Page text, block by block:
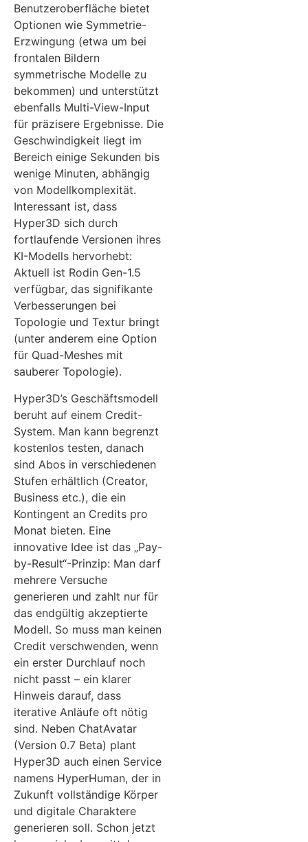
Benutzeroberfläche bietet
Optionen wie Symmetrie-
Erzwingung (etwa um bei
frontalen Bildern
symmetrische Modelle zu
bekommen) und unterstützt
ebenfalls Multi-View-Input
für präzisere Ergebnisse. Die
Geschwindigkeit liegt im
Bereich einige Sekunden bis
wenige Minuten, abhängig
von Modellkomplexität.
Interessant ist, dass
Hyper3D sich durch
fortlaufende Versionen ihres
KI-Modells hervorhebt:
Aktuell ist Rodin Gen-1.5
verfügbar, das signifikante
Verbesserungen bei
Topologie und Textur bringt
(unter anderem eine Option
für Quad-Meshes mit
sauberer Topologie).
Hyper3D’s Geschäftsmodell
beruht auf einem Credit-
System. Man kann begrenzt
kostenlos testen, danach
sind Abos in verschiedenen
Stufen erhältlich (Creator,
Business etc.), die ein
Kontingent an Credits pro
Monat bieten. Eine
innovative Idee ist das „Pay-
by-Result“-Prinzip: Man darf
mehrere Versuche
generieren und zahlt nur für
das endgültig akzeptierte
Modell. So muss man keinen
Credit verschwenden, wenn
ein erster Durchlauf noch
nicht passt – ein klarer
Hinweis darauf, dass
iterative Anläufe oft nötig
sind. Neben ChatAvatar
(Version 0.7 Beta) plant
Hyper3D auch einen Service
namens HyperHuman, der in
Zukunft vollständige Körper
und digitale Charaktere
generieren soll. Schon jetzt